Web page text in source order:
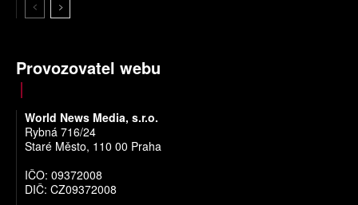
Provozovatel webu
World News Media, s.r.o.
Rybná 716/24
Staré Město, 110 00 Praha
IČO: 09372008
DIČ: CZ09372008